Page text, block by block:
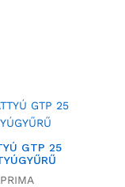
GTP 25
PRIMA